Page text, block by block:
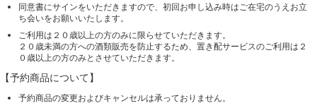
同意書にサインをいただきますので、初回お申し込み時はご在宅のうえお立
ち会いをお願いいたします。
ご利用は２０歳以上の方のみに限らせていただきます。
２０歳未満の方への酒類販売を防止するため、置き配サービスのご利用は２
０歳以上の方のみとさせていただきます。
【予約商品について】
予約商品の変更およびキャンセルは承っておりません。